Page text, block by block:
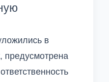
в
предусмотрена